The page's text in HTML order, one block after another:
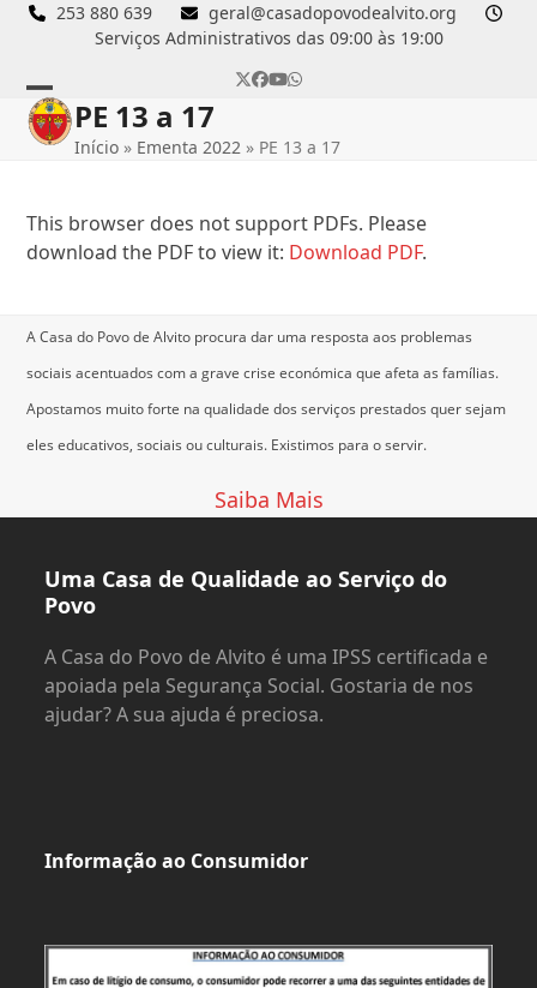
Skip
253 880 639
geral@casadopovodealvito.org
Serviços Administrativos das 09:00 às 19:00
Twitter
Facebook
YouTube
Whatsapp
Open
mobile
Close
mobile
PE 13 a 17
Início » Ementa 2022 » PE 13 a 17
This browser does not support PDFs. Please
download the PDF to view it: Download PDF.
A Casa do Povo de Alvito procura dar uma resposta aos problemas
sociais acentuados com a grave crise económica que afeta as famílias.
Apostamos muito forte na qualidade dos serviços prestados quer sejam
eles educativos, sociais ou culturais. Existimos para o servir.
Saiba Mais
Uma Casa de Qualidade ao Serviço do
Povo
A Casa do Povo de Alvito é uma IPSS certificada e
apoiada pela Segurança Social. Gostaria de nos
ajudar? A sua ajuda é preciosa.
Informação ao Consumidor